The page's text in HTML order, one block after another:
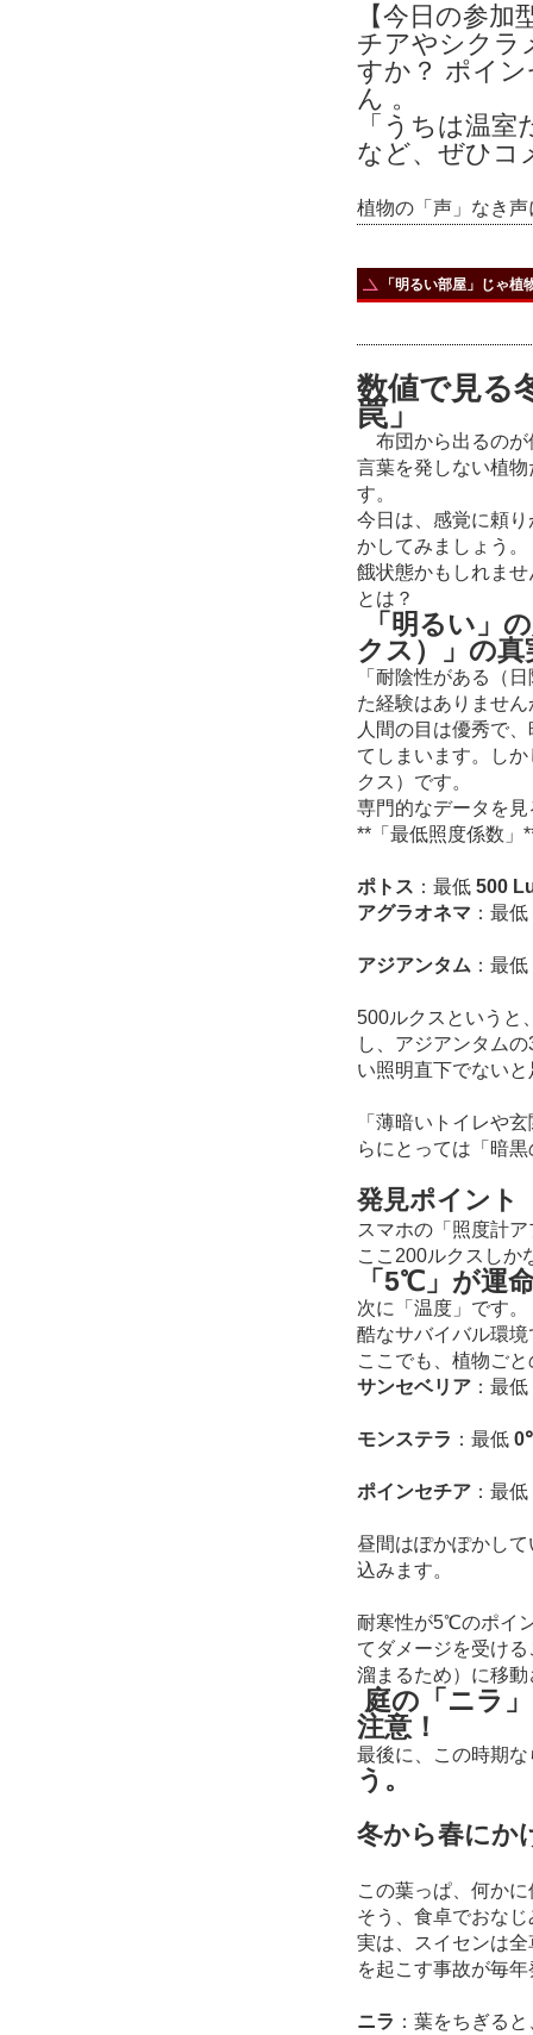
【今日の参
チアやシクラ
すか？ ポイ
ん 。
「うちは温
など、ぜひコ
植物の「声」なき
「明るい部屋」じゃ植
数値で見る
罠」
布団から出るのが
言葉を発しない植
す。
今日は、感覚に頼
かしてみましょう
餓状態かもしれま
とは？
「明るい」
クス）」の真
「耐陰性がある（
た経験はありませ
人間の目は優秀で
てしまいます。し
クス）です。
専門的なデータを
**「最低照度係数」
ポトス ：最低 500
アグラオネマ ：最低
アジアンタム ：最低
500ルクスというと
し、アジアンタム
い照明直下でない
「薄暗いトイレや
らにとっては「暗
発見ポイント
スマホの「照度計
ここ200ルクスしか
「5℃」が運
次に「温度」です
酷なサバイバル環境
ここでも、植物ご
サンセベリア ：最低
モンステラ ：最低
ポインセチア ：最低
昼間はぽかぽかし
込みます。
耐寒性が5℃のポイ
てダメージを受け
溜まるため）に移
庭の「ニラ
注意！
最後に、この時期
う。
冬から春にか
この葉っぱ、何か
そう、食卓でおな
実は、スイセンは
を起こす事故が毎
ニラ ：葉をちぎる